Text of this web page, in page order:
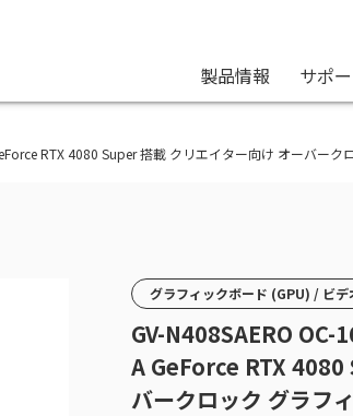
製品情報 サポ
RTX 4080 Super 搭載 クリエイター向け オーバー
グラフィックボード (GPU) / ビデ
GV-N408SAERO OC-
A GeForce RTX
バークロック グラフ